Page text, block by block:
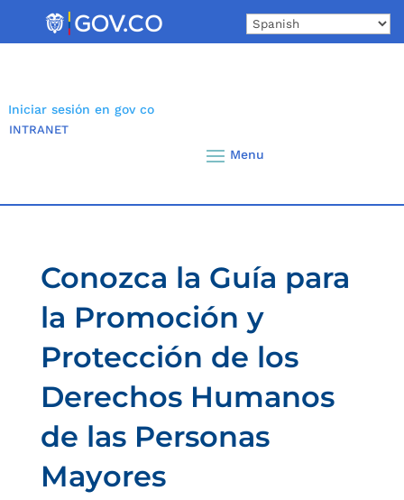
Iniciar sesión en gov co
INTRANET
Conozca la Guía para
la Promoción y
Protección de los
Derechos Humanos
de las Personas
Mayores